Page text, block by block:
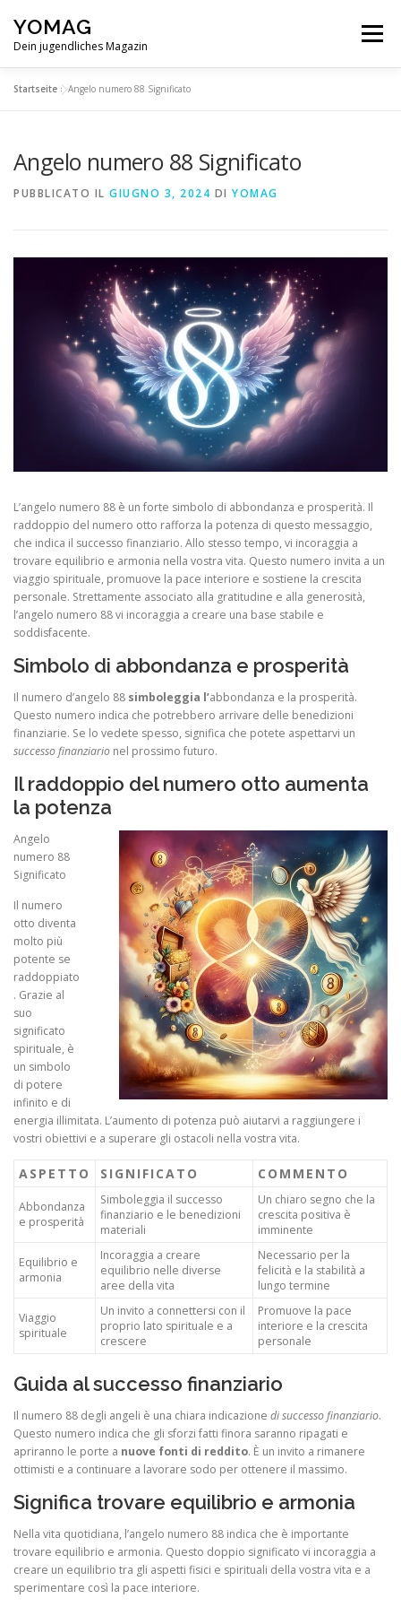
contenuto
YOMAG
Dein jugendliches Magazin
Menu
Startseite »Angelo numero 88 Significato
Angelo numero 88 Significato
PUBBLICATO IL GIUGNO 3, 2024 DI YOMAG
L’angelo numero 88 è un forte simbolo di abbondanza e prosperità. Il
raddoppio del numero otto rafforza la potenza di questo messaggio,
che indica il successo finanziario. Allo stesso tempo, vi incoraggia a
trovare equilibrio e armonia nella vostra vita. Questo numero invita a un
viaggio spirituale, promuove la pace interiore e sostiene la crescita
personale. Strettamente associato alla gratitudine e alla generosità,
l’angelo numero 88 vi incoraggia a creare una base stabile e
soddisfacente.
Simbolo di abbondanza e prosperità
Il numero d’angelo 88 simboleggia l’abbondanza e la prosperità.
Questo numero indica che potrebbero arrivare delle benedizioni
finanziarie. Se lo vedete spesso, significa che potete aspettarvi un
successo finanziario nel prossimo futuro.
Il raddoppio del numero otto aumenta
la potenza
Angelo
numero 88
Significato
Il numero
otto diventa
molto più
potente se
raddoppiato
. Grazie al
suo
significato
spirituale, è
un simbolo
di potere
infinito e di
energia illimitata. L’aumento di potenza può aiutarvi a raggiungere i
vostri obiettivi e a superare gli ostacoli nella vostra vita.
ASPETTO SIGNIFICATO COMMENTO
Abbondanza
e prosperità
Simboleggia il successo
finanziario e le benedizioni
materiali
Un chiaro segno che la
crescita positiva è
imminente
Equilibrio e
armonia
Incoraggia a creare
equilibrio nelle diverse
aree della vita
Necessario per la
felicità e la stabilità a
lungo termine
Viaggio
spirituale
Un invito a connettersi con il
proprio lato spirituale e a
crescere
Promuove la pace
interiore e la crescita
personale
Guida al successo finanziario
Il numero 88 degli angeli è una chiara indicazione di successo finanziario.
Questo numero indica che gli sforzi fatti finora saranno ripagati e
apriranno le porte a nuove fonti di reddito. È un invito a rimanere
ottimisti e a continuare a lavorare sodo per ottenere il massimo.
Significa trovare equilibrio e armonia
Nella vita quotidiana, l’angelo numero 88 indica che è importante
trovare equilibrio e armonia. Questo doppio significato vi incoraggia a
creare un equilibrio tra gli aspetti fisici e spirituali della vostra vita e a
sperimentare così la pace interiore.